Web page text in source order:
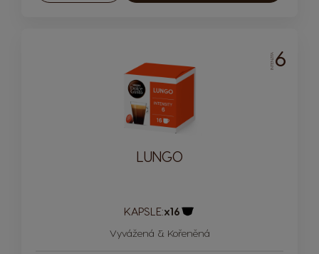
INTENZITA6
LUNGO
KAPSLE:x16
Vyvážená & Kořeněná